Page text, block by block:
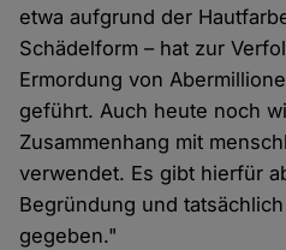
etwa aufgrund der
Schädelform – hat zur
Ermordung von
geführt. Auch heute noch
Zusammenhang mit
verwendet. Es gibt hierfür
Begründung und
gegeben."